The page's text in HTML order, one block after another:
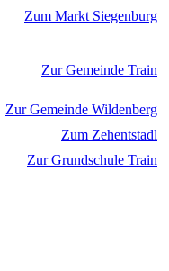
Zum Markt Siegenburg
Zur Gemeinde Train
Zur Gemeinde Wildenberg
Zum Zehentstadl
Zur Grundschule Train